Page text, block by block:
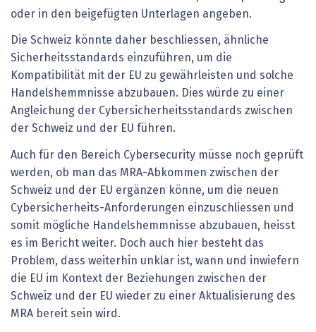
oder in den beigefügten Unterlagen angeben.
Die Schweiz könnte daher beschliessen, ähnliche
Sicherheitsstandards einzuführen, um die
Kompatibilität mit der EU zu gewährleisten und solche
Handelshemmnisse abzubauen. Dies würde zu einer
Angleichung der Cybersicherheitsstandards zwischen
der Schweiz und der EU führen.
Auch für den Bereich Cybersecurity müsse noch geprüft
werden, ob man das MRA-Abkommen zwischen der
Schweiz und der EU ergänzen könne, um die neuen
Cybersicherheits-Anforderungen einzuschliessen und
somit mögliche Handelshemmnisse abzubauen, heisst
es im Bericht weiter. Doch auch hier besteht das
Problem, dass weiterhin unklar ist, wann und inwiefern
die EU im Kontext der Beziehungen zwischen der
Schweiz und der EU wieder zu einer Aktualisierung des
MRA bereit sein wird.